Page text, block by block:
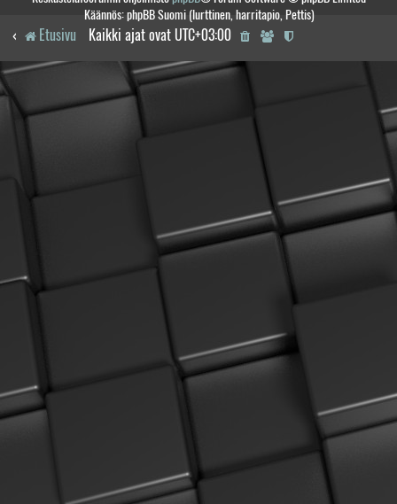
Käännös: phpBB Suomi (lurttinen, harritapio, Pettis)
Etusivu Kaikki ajat ovat UTC+03:00